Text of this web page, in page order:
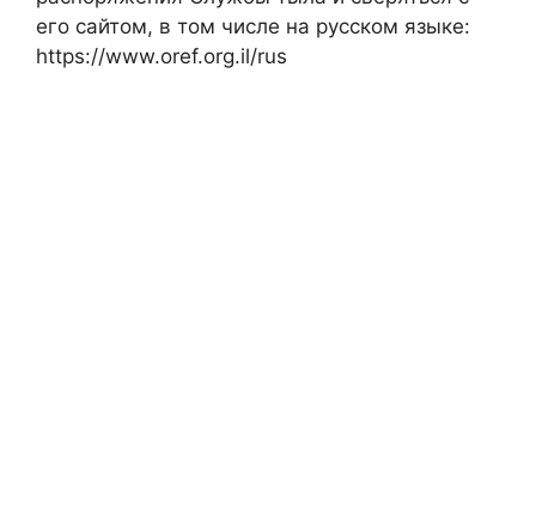
его сайтом, в том числе на русском языке:
https://www.oref.org.il/rus